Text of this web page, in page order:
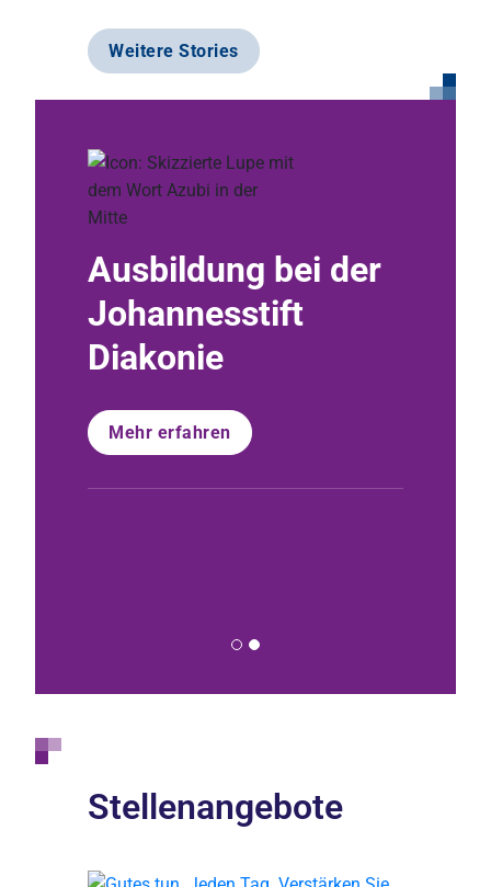
Weitere Stories
Ausbildung bei der
Johannesstift
Diakonie
Mehr erfahren
Stellenangebote